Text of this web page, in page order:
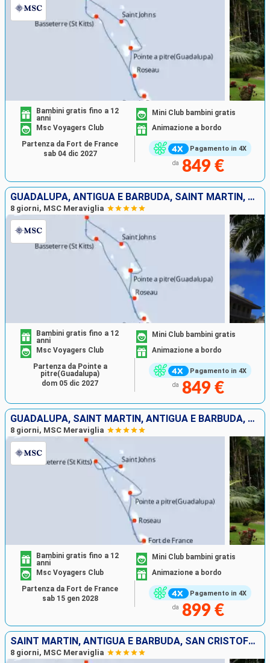
Pagamento in 4X
Bambini gratis fino a 12
anni
Mini Club bambini gratis
Msc Voyagers Club
Animazione a bordo
da 849 €
Partenza da Fort de France
sab 04 dic 2027
GUADALUPA, ANTIGUA E BARBUDA, SAINT MARTIN, SAN CRISTOFORO E NEVIS, DOMINICA, MARTINICA
8 giorni, MSC Meraviglia
Pagamento in 4X
Bambini gratis fino a 12
anni
Mini Club bambini gratis
Msc Voyagers Club
Animazione a bordo
da 849 €
Partenza da Pointe a
pitre(Guadalupa)
dom 05 dic 2027
GUADALUPA, SAINT MARTIN, ANTIGUA E BARBUDA, SAN CRISTOFORO E NEVIS, DOMINICA, MARTINICA
8 giorni, MSC Meraviglia
Pagamento in 4X
Bambini gratis fino a 12
anni
Mini Club bambini gratis
Msc Voyagers Club
Animazione a bordo
da 899 €
Partenza da Fort de France
sab 15 gen 2028
SAINT MARTIN, ANTIGUA E BARBUDA, SAN CRISTOFORO E NEVIS, DOMINICA, MARTINICA, GUADALUPA
8 giorni, MSC Meraviglia